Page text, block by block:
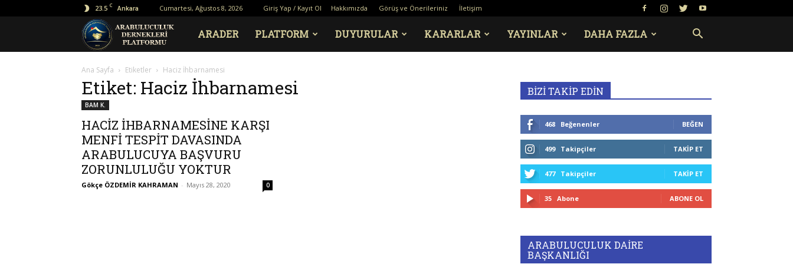
23.5 C Ankara Cumartesi, Ağustos 8, 2026 Giriş Yap / Kayıt Ol Hakkımızda Görüş ve Önerileriniz İletişim
Arabuluculuk
Dernekleri
ARADER PLATFORM DUYURULAR KARARLAR YAYINLAR DAHA FAZLA
Ana Sayfa Etiketler Haciz İhbarnamesi
Etiket: Haciz İhbarnamesi
BAM K.
HACİZ İHBARNAMESİNE KARŞI
MENFİ TESPİT DAVASINDA
ARABULUCUYA BAŞVURU
ZORUNLULUĞU YOKTUR
Gökçe ÖZDEMİR KAHRAMAN - Mayıs 28, 2020 0
BİZİ TAKİP EDİN
468 Beğenenler BEĞEN
499 Takipçiler TAKIP ET
477 Takipçiler TAKIP ET
35 Abone ABONE OL
ARABULUCULUK DAİRE
BAŞKANLIĞI